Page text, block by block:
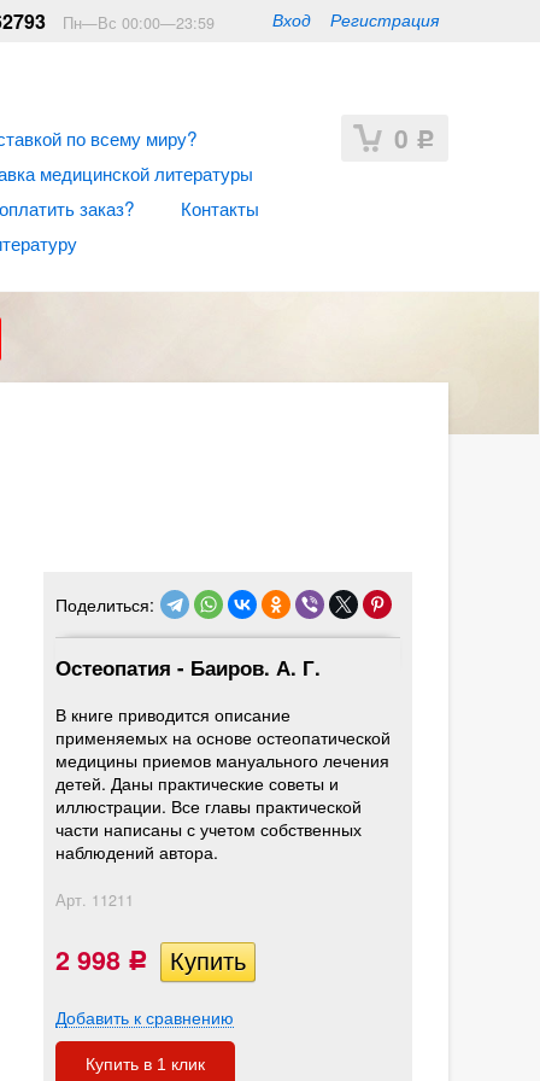
Вход Регистрация
Пн—Вс 00:00—23:59
0 Р
по всему миру?
медицинской литературы
заказ?
Контакты
Поделиться:
Остеопатия - Баиров. А. Г.
В книге приводится описание
применяемых на основе остеопатической
медицины приемов мануального лечения
детей. Даны практические советы и
иллюстрации. Все главы практической
части написаны с учетом собственных
наблюдений автора.
Арт. 11211
2 998 Р
Добавить к сравнению
Купить в 1 клик